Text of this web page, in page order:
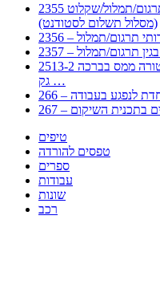
2355 דרישה לתשלום עבור מתן שירותי תרגום/תמלול/שקלוט
(מסלול תשלום לסטודנט)
תרגום/תמלול
בגין תרגום/תמלול
2513-2 טופס חדש הצהרה על העברה לחול הפטורה ממס בברכה
גק …
לנפגע בעבודה
בתכנית השיקום
טיפים
טפסים להורדה
ספרים
עבודות
שונות
רכב